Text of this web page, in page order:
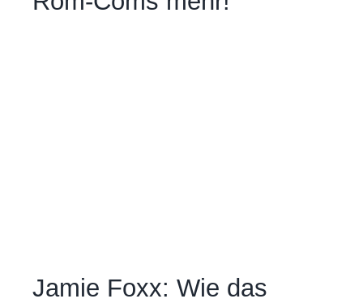
Jamie Foxx: Wie das